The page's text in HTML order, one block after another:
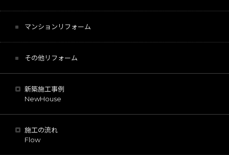
マンションリフォーム
その他リフォーム
新築施工事例
NewHouse
施工の流れ
Flow